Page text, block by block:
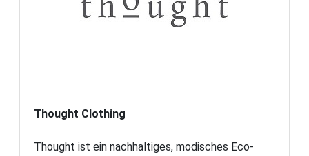
Thought Clothing
Thought ist ein nachhaltiges, modisches Eco-